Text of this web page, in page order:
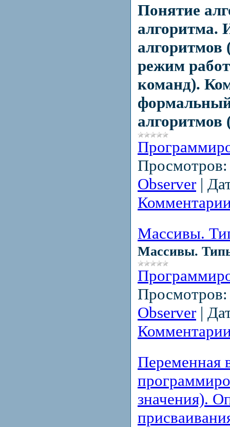
Понятие
алгоритма.
алгоритмов
режим
команд).
алгоритмов
Просмотров:
Observer |
Массивы.
Массивы.
Просмотров:
Observer |
Переменная
значения).